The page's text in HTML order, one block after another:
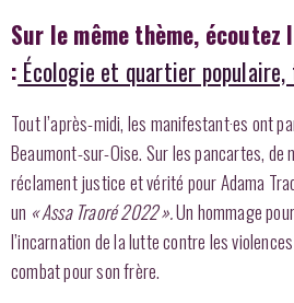
Sur le même thème, écoutez
: Écologie et quartier
Tout l’après-midi, les manifestant·es ont
Beaumont-sur-Oise. Sur les pancartes, de
réclament justice et vérité pour Adama
un « Assa Traoré 2022 ».Un hommage
l’incarnation de la lutte contre les
combat pour son frère.